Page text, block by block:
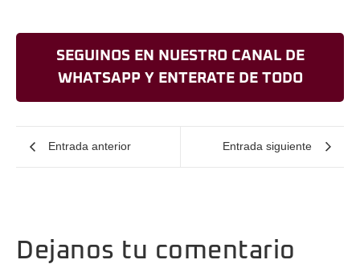
SEGUINOS EN NUESTRO CANAL DE
WHATSAPP Y ENTERATE DE TODO
Entrada anterior Entrada siguiente
Dejanos tu comentario